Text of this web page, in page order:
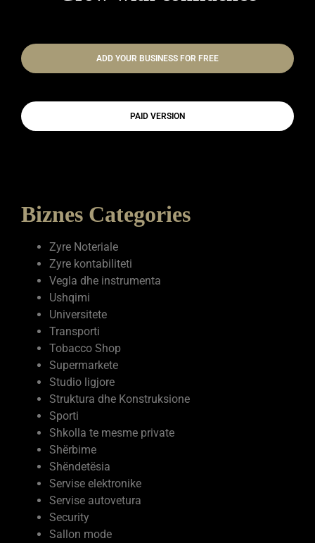
PAID VERSION
Zyre kontabiliteti
Vegla dhe instrumenta
Ushqimi
Universitete
Transporti
Tobacco Shop
Supermarkete
Studio ligjore
Struktura dhe Konstruksione
Sporti
Shkolla te mesme private
Shërbime
Shëndetësia
Servise elektronike
Servise autovetura
Security
Sallon mode
Restorante